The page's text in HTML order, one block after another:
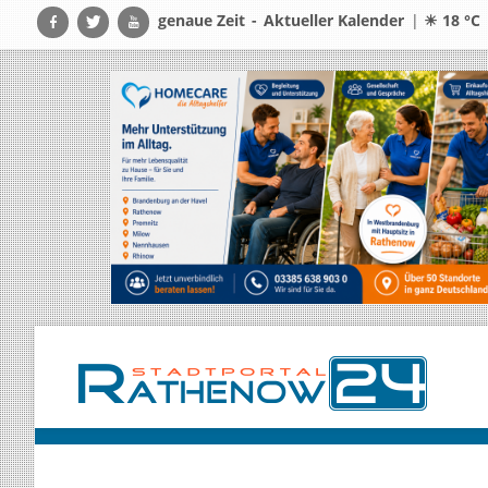
genaue Zeit - Aktueller Kalender | ☀ 18 °C